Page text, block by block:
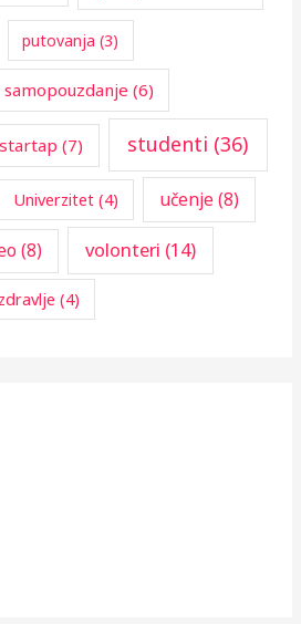
putovanja (3)
samopouzdanje (6)
startap (7) studenti (36)
Univerzitet (4) učenje(8)
(8) volonteri (14)
zdravlje (4)